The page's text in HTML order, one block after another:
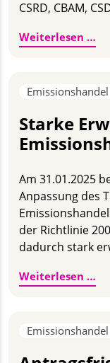
CSRD, CBAM,
Weiterlesen …
Emissionshandel
Starke
Am 31.01.2025
Anpassung des
der Richtlinie
dadurch stark
Weiterlesen …
Emissionshandel